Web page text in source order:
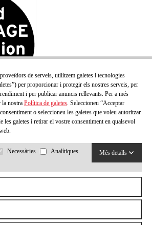
de serveis, utilitzem galetes i tecnologies
per proporcionar i protegir els nostres serveis, per
i per publicar anuncis rellevants. Per a més
la nostra Política de galetes. Seleccioneu “Acceptar
o seleccioneu les galetes que voleu autoritzar.
les galetes i retirar el vostre consentiment en qualsevol
Necessàries
Analítiques
Més detalls